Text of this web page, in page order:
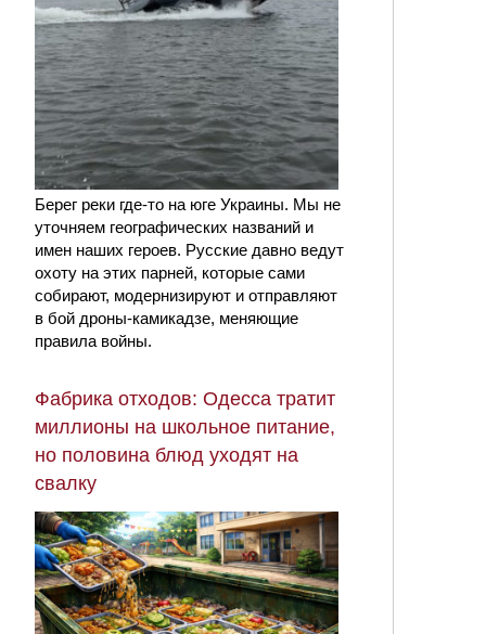
Берег реки где-то на юге Украины. Мы не
уточняем географических названий и
имен наших героев. Русские давно ведут
охоту на этих парней, которые сами
собирают, модернизируют и отправляют
в бой дроны-камикадзе, меняющие
правила войны.
Фабрика отходов: Одесса тратит
миллионы на школьное питание,
но половина блюд уходят на
свалку